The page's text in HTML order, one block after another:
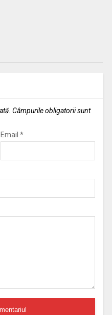
Câmpurile obligatorii sunt
Email *